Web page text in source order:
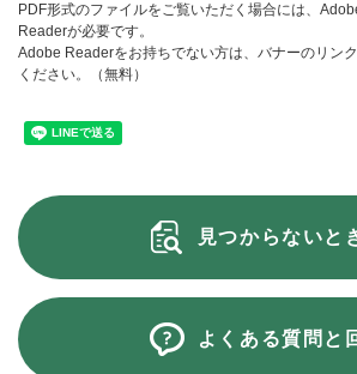
PDF形式のファイルをご覧いただく場合には、
Readerが必要です。
Adobe Readerをお持ちでない方は、バナーのリン
ください。（無料）
見つからないと
よくある質問と